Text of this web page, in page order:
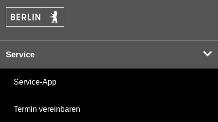
Service
Service-App
Termin vereinbaren